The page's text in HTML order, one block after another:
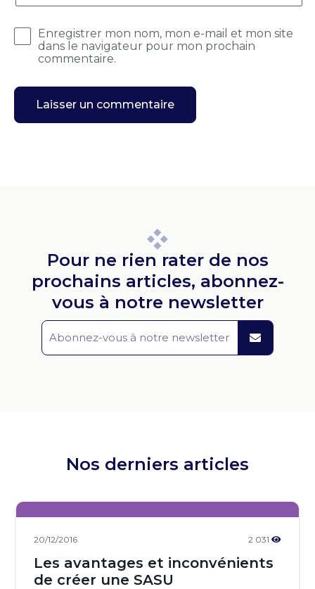
Enregistrer mon nom, mon e-mail et mon site
dans le navigateur pour mon prochain
commentaire.
Pour ne rien rater de nos
prochains articles, abonnez-
vous à notre newsletter
Nos derniers articles
20/12/2016 2 031
Les avantages et inconvénients
de créer une SASU